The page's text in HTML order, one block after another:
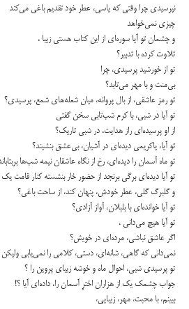
نپرسیدی چرا وقتی که یاسی، عطر خود تقدیم باغی می‌کند
چیزی نمی‌خواهد
و چشمان تو آیا سوره‌ای از این کتاب هستی زیبا ،
تلاوت کرده با تدبیر؟
تو از خورشید پرسیدی، چرا
بی‌منت و با مهر می‌تابد؟
تو رمز عاشقی، از بال پروانه، میان شعله‌های شمع، پرسیدی؟
تو آیا در شبی، با کرم شب‌تابی سخن گفتی
از او پرسیده‌ای راز هدایت، در شبی تاریک؟
تو آیا، یاکریمی دیده‌ای در آشیان، بی‌عشق بنشیند؟
تو ماه آسمان را دیده‌ای، رخ از نگاه عاشقان نیمه ‌شب‌ها
تو آیا دیده‌ای برگی برنجد از حضور خار بنشسته کنار قامت
و گلبرگ گلی، عطر خودش، پنهان کند، از ساحت باغی؟
تو آیا خوانده‌ای با بلبلان، آواز آزادی؟
تو آیا هیچ می‌دانی ،
اگر عاشق نباشی، مرده‌ای در خویش؟
نمی‌دانی که گاهی، شانه‌ای، دستی، کلامی را نمی‌یابی
تو پرسیدی شبی، احوال ماه و خوشه زیبای پروین را ؟
جواب چشمک یک از هزاران اخترِ آسمان را، داده‌ای آیا ؟!
ببینم، با محبت، مهر، زیبایی،